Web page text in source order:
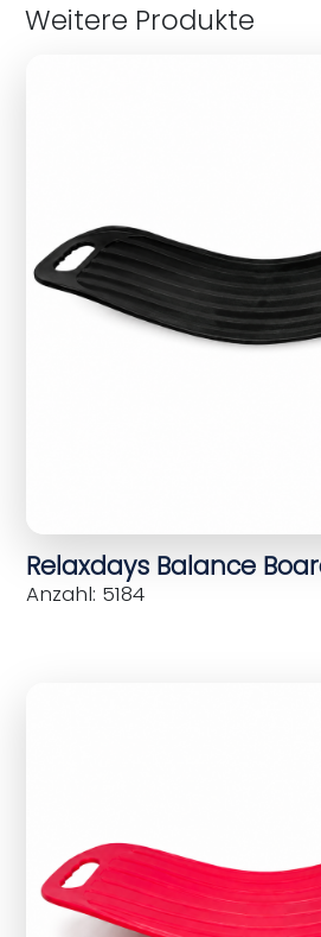
Weitere Produkte
Relaxdays Balance
Anzahl: 5184